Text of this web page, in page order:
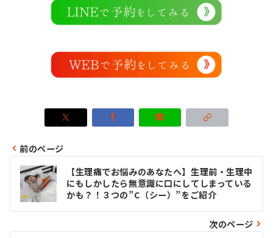
投
稿
ナ
ビ
前のページ
【生理痛でお悩みのあなたへ】生理前・生理中
にもしかしたら無意識に口にしてしまっている
かも？！３つの”C（シー）”をご紹介
次のページ